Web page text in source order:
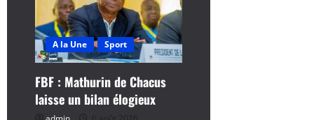
n
d
’
a
A la Une Sport
FBF : Mathurin de Chacus
laisse un bilan élogieux